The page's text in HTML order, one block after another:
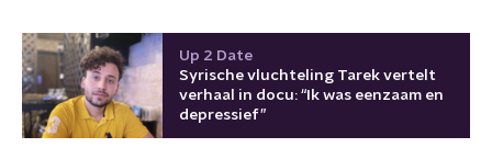
Up 2 Date
Syrische vluchteling Tarek vertelt
verhaal in docu: “Ik was eenzaam en
depressief”